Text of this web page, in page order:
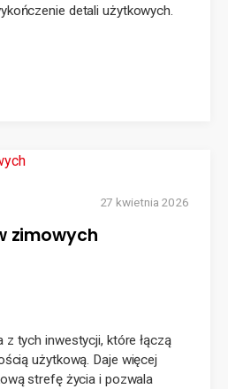
detali użytkowych.
27 kwietnia 2026
zimowych
z tych inwestycji, które łączą
użytkową. Daje więcej
strefę życia i pozwala